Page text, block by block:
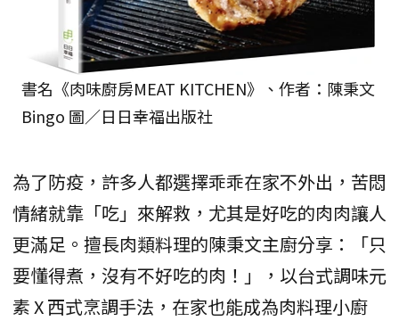
書名《肉味廚房MEAT KITCHEN》、作者：陳秉文
Bingo 圖／日日幸福出版社
為了防疫，許多人都選擇乖乖在家不外出，苦悶
情緒就靠「吃」來解救，尤其是好吃的肉肉讓人
更滿足。擅長肉類料理的陳秉文主廚分享：「只
要懂得煮，沒有不好吃的肉！」，以台式調味元
素 X 西式烹調手法，在家也能成為肉料理小廚